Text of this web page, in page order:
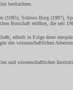
beobachten.
Schloss Burg (1987),
Botschaft eröffnet, die seit
erhielt in Folge derer
wissenschaftlichen
und wissenschaftlichen